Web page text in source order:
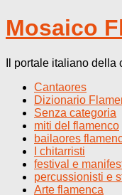
Mosaico
Il portale italiano
Cantaores
Dizionario
Senza categoria
miti del flamenco
bailaores
I chitarristi
festival e
percussionisti e
Arte flamenca